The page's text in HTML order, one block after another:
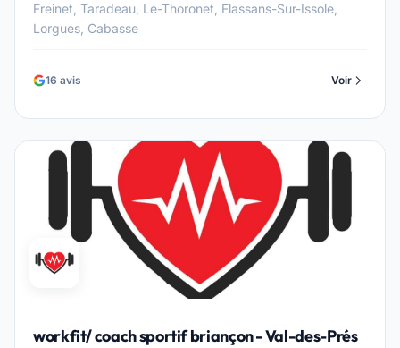
Freinet, Taradeau, Le-Thoronet, Flassans-Sur-Issole,
Lorgues, Cabasse
16 avis Voir
workfit/ coach sportif briançon - Val-des-Prés